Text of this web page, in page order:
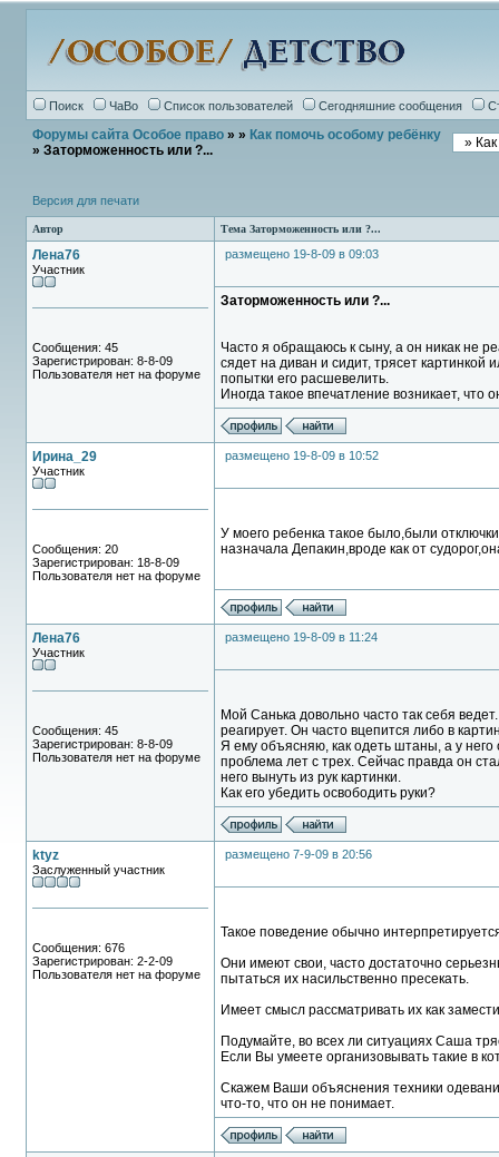
Поиск ЧаВо Список пользователей Сегодняшние сообщения
Форумы сайта Особое право» » Как помочь особому ребёнку
» Заторможенность или ?...
Версия для печати
Автор Тема Заторможенность или ?...
Лена76
Участник
Сообщения: 45
Зарегистрирован: 8-8-09
Пользователя нет на форуме
размещено 19-8-09 в 09:03
Заторможенность или ?...
Часто я обращаюсь к сыну, а он никак не
сядет на диван и сидит, трясет картинкой
попытки его расшевелить.
Иногда такое впечатление возникает,
Ирина_29
Участник
Сообщения: 20
Зарегистрирован: 18-8-09
Пользователя нет на форуме
размещено 19-8-09 в 10:52
У моего ребенка такое было,были
назначала Депакин,вроде как от
Лена76
Участник
Сообщения: 45
Зарегистрирован: 8-8-09
Пользователя нет на форуме
размещено 19-8-09 в 11:24
Мой Санька довольно часто так себя
реагирует. Он часто вцепится либо в
Я ему объясняю, как одеть штаны, а у него
проблема лет с трех. Сейчас правда он
него вынуть из рук картинки.
Как его убедить освободить руки?
ktyz
Заслуженный участник
Сообщения: 676
Зарегистрирован: 2-2-09
Пользователя нет на форуме
размещено 7-9-09 в 20:56
Такое поведение обычно
Они имеют свои, часто достаточно
пытаться их насильственно пресекать.
Имеет смысл рассматривать их как
Подумайте, во всех ли ситуациях Саша
Если Вы умеете организовывать такие в
Скажем Ваши объяснения техники
что-то, что он не понимает.